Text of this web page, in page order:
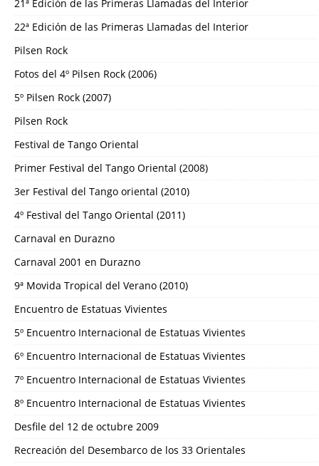
21ª Edición de las Primeras Llamadas del Interior
22ª Edición de las Primeras Llamadas del Interior
Pilsen Rock
Fotos del 4º Pilsen Rock (2006)
5º Pilsen Rock (2007)
Pilsen Rock
Festival de Tango Oriental
Primer Festival del Tango Oriental (2008)
3er Festival del Tango oriental (2010)
4º Festival del Tango Oriental (2011)
Carnaval en Durazno
Carnaval 2001 en Durazno
9ª Movida Tropical del Verano (2010)
Encuentro de Estatuas Vivientes
5º Encuentro Internacional de Estatuas Vivientes
6º Encuentro Internacional de Estatuas Vivientes
7º Encuentro Internacional de Estatuas Vivientes
8º Encuentro Internacional de Estatuas Vivientes
Desfile del 12 de octubre 2009
Recreación del Desembarco de los 33 Orientales